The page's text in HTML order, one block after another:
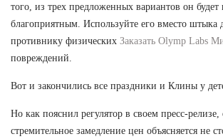
того, из трех предложенных вариантов он будет
благоприятным. Используйте его вместо штыка
противнику физических Заказать Olymp Labs
повреждений.
Вот и закончились все праздники и Клины у
Но как пояснил регулятор в своем пресс-релизе,
стремительное замедление цен объясняется не